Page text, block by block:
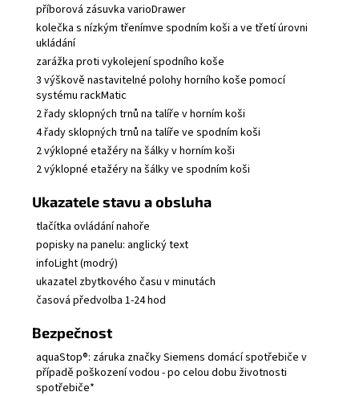
příborová zásuvka varioDrawer
kolečka s nízkým třenímve spodním koši a ve třetí úrovni
ukládání
zarážka proti vykolejení spodního koše
3 výškově nastavitelné polohy horního koše pomocí
systému rackMatic
2 řady sklopných trnů na talíře v horním koši
4 řady sklopných trnů na talíře ve spodním koši
2 výklopné etažéry na šálky v horním koši
2 výklopné etažéry na šálky ve spodním koši
Ukazatele stavu a obsluha
tlačítka ovládání nahoře
popisky na panelu: anglický text
infoLight (modrý)
ukazatel zbytkového času v minutách
časová předvolba 1-24 hod
Bezpečnost
aquaStop®: záruka značky Siemens domácí spotřebiče v
případě poškození vodou - po celou dobu životnosti
spotřebiče*